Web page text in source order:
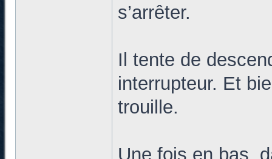
s’arrêter.
Il tente de
interrupteur. Et
trouille.
Une fois en bas,